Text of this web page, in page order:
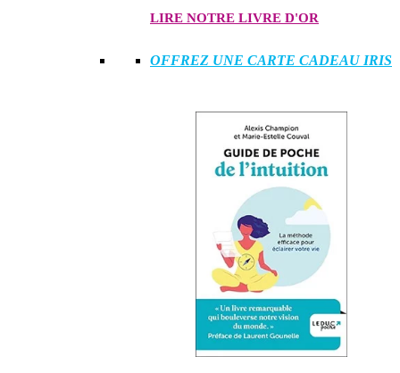
LIRE NOTRE LIVRE D'OR
OFFREZ UNE CARTE CADEAU IRIS